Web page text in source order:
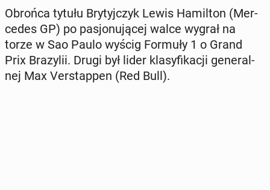
Obrońca tytułu Bry­tyj­czyk Lewis Ha­mil­ton (Mer­
ce­des GP) po pa­sjo­nu­ją­cej walce wygrał na
torze w Sao Paulo wyścig Formuły 1 o Grand
Prix Bra­zy­lii. Drugi był lider kla­sy­fi­ka­cji ge­ne­ral­
nej Max Ver­stap­pen (Red Bull).